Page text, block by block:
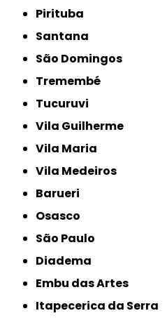
Pirituba
Santana
São Domingos
Tremembé
Tucuruvi
Vila Guilherme
Vila Maria
Vila Medeiros
Barueri
Osasco
São Paulo
Diadema
Embu das Artes
Itapecerica da Serra